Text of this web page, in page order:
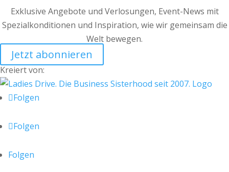
Exklusive Angebote und Verlosungen, Event-News mit
Spezialkonditionen und Inspiration, wie wir gemeinsam die
Welt bewegen.
Jetzt abonnieren
Kreiert von:
Folgen
Folgen
Folgen